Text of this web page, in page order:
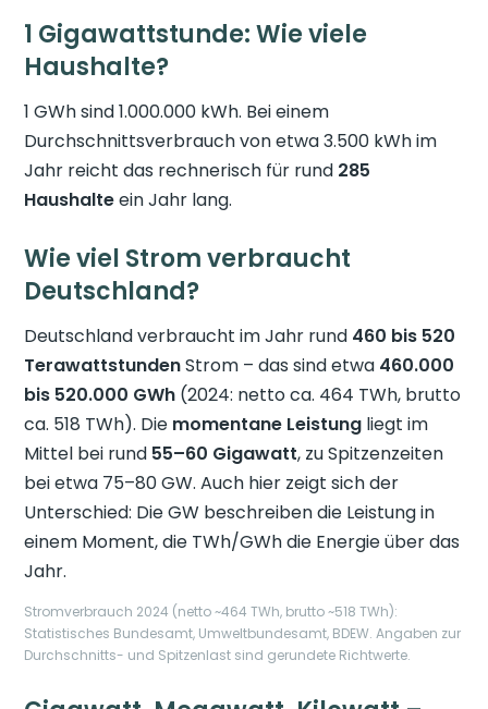
1 Gigawattstunde: Wie viele
Haushalte?
1 GWh sind 1.000.000 kWh. Bei einem
Durchschnittsverbrauch von etwa 3.500 kWh im
Jahr reicht das rechnerisch für rund 285
Haushalteein Jahr lang.
Wie viel Strom verbraucht
Deutschland?
Deutschland verbraucht im Jahr rund 460 bis 520
TerawattstundenStrom – das sind etwa 460.000
bis 520.000 GWh (2024: netto ca. 464 TWh, brutto
ca. 518 TWh). Die momentane Leistung liegt im
Mittel bei rund 55–60 Gigawatt, zu Spitzenzeiten
bei etwa 75–80 GW. Auch hier zeigt sich der
Unterschied: Die GW beschreiben die Leistung in
einem Moment, die TWh/GWh die Energie über das
Jahr.
Stromverbrauch 2024 (netto ~464 TWh, brutto ~518 TWh):
Statistisches Bundesamt, Umweltbundesamt, BDEW. Angaben zur
Durchschnitts- und Spitzenlast sind gerundete Richtwerte.